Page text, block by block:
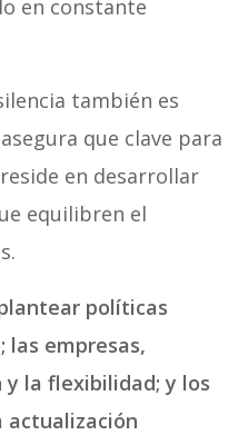
en constante
también es
que clave para
en desarrollar
equilibren el
políticas
las empresas,
la flexibilidad; y los
actualización